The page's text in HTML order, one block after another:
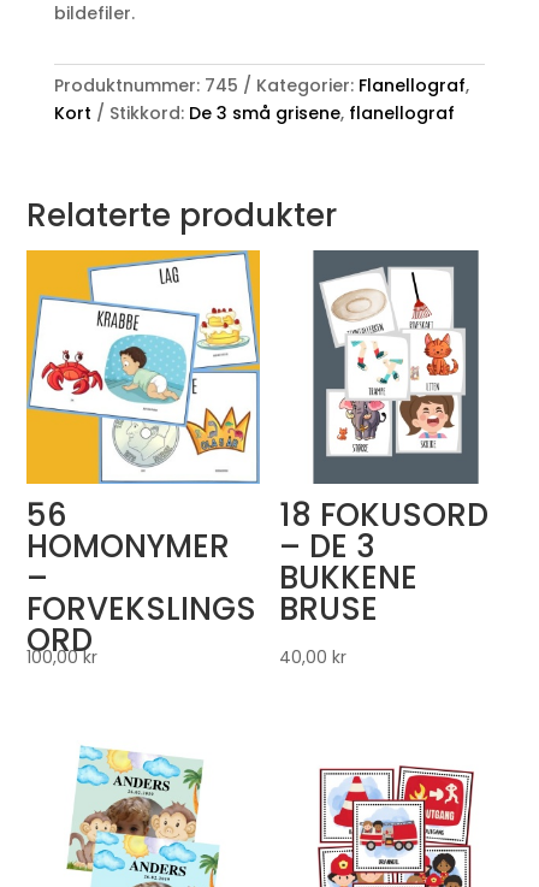
bildefiler.
Produktnummer: 745 Kategorier: Flanellograf,
Kort
Stikkord: De 3 små grisene, flanellograf
Relaterte produkter
56
HOMONYMER
–
FORVEKSLINGS
ORD
100,00kr
18 FOKUSORD
– DE 3
BUKKENE
BRUSE
40,00kr